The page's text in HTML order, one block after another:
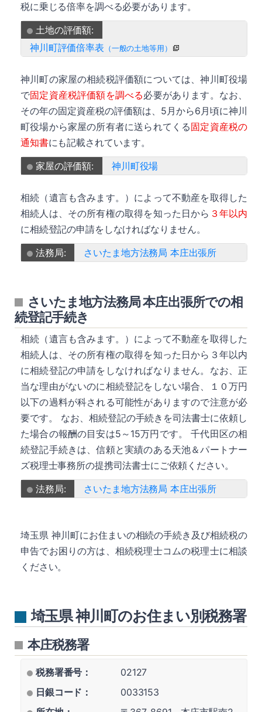
税に乗じる倍率を調べる必要があります。
土地の評価額:
神川町評価倍率表 （一般の土地等用）
神川町の家屋の相続税評価額については、神川町役場
で固定資産税評価額を調べる必要があります。なお、
その年の固定資産税の評価額は、5月から6月頃に神川
町役場から家屋の所有者に送られてくる固定資産税の
通知書にも記載されています。
家屋の評価額:
神川町役場
相続（遺言も含みます。）によって不動産を取得した
相続人は、その所有権の取得を知った日から ３年以内
に相続登記の申請をしなければなりません。
法務局:
さいたま地方法務局 本庄出張所
さいたま地方法務局 本庄出張所での相
続登記手続き
相続（遺言も含みます。）によって不動産を取得した
相続人は、その所有権の取得を知った日から３年以内
に相続登記の申請をしなければなりません。なお、正
当な理由がないのに相続登記をしない場合、１０万円
以下の過料が科される可能性がありますので注意が必
要です。 なお、相続登記の手続きを司法書士に依頼し
た場合の報酬の目安は5～15万円です。 千代田区の相
続登記手続きは、信頼と実績のある天池＆パートナー
ズ税理士事務所の提携司法書士にご依頼ください。
法務局:
さいたま地方法務局 本庄出張所
埼玉県 神川町にお住まいの相続の手続き及び相続税の
申告でお困りの方は、相続税理士コムの税理士に相談
ください。
埼玉県 神川町のお住まい別税務署
本庄税務署
税務署番号：
02127
日銀コード：
0033153